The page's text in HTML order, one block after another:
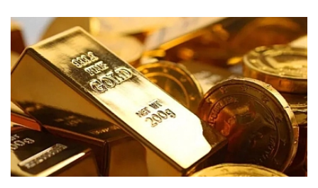
Oto kiralama sektöründe ilk yarıda
64,4 milyar TL'lik araç yatırımı